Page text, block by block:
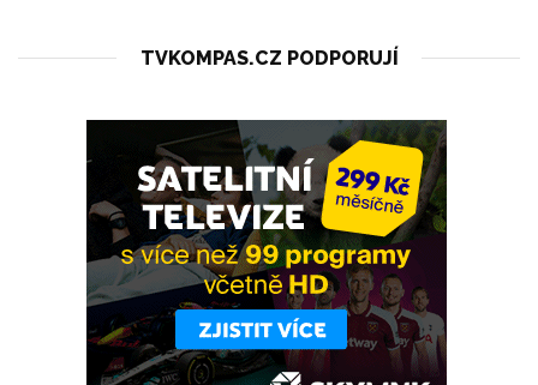
TVKOMPAS.CZ PODPORUJÍ